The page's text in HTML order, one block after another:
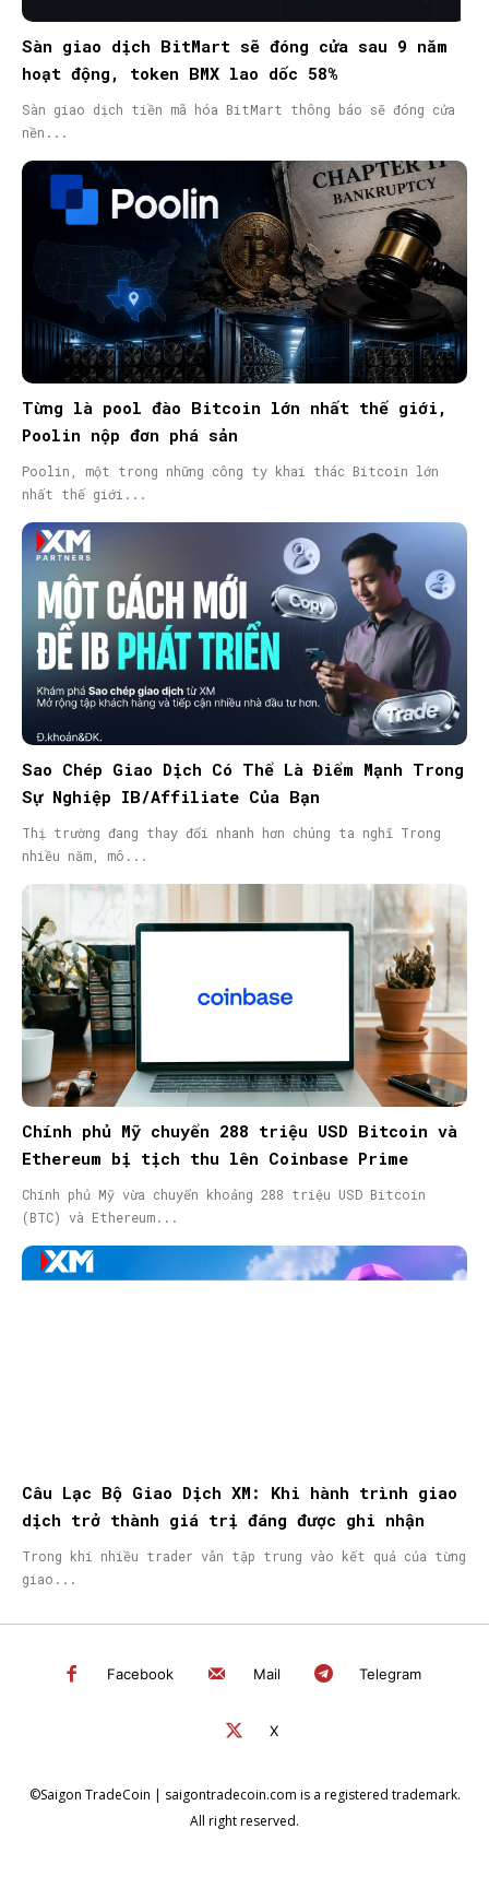
Sàn giao dịch BitMart sẽ đóng cửa sau 9 năm
hoạt động, token BMX lao dốc 58%
Sàn giao dịch tiền mã hóa BitMart thông báo sẽ đóng cửa
nền...
Từng là pool đào Bitcoin lớn nhất thế giới,
Poolin nộp đơn phá sản
Poolin, một trong những công ty khai thác Bitcoin lớn
nhất thế giới...
Sao Chép Giao Dịch Có Thể Là Điểm Mạnh Trong
Sự Nghiệp IB/Affiliate Của Bạn
Thị trường đang thay đổi nhanh hơn chúng ta nghĩ Trong
nhiều năm, mô...
Chính phủ Mỹ chuyển 288 triệu USD Bitcoin và
Ethereum bị tịch thu lên Coinbase Prime
Chính phủ Mỹ vừa chuyển khoảng 288 triệu USD Bitcoin
(BTC) và Ethereum...
Câu Lạc Bộ Giao Dịch XM: Khi hành trình giao
dịch trở thành giá trị đáng được ghi nhận
Trong khi nhiều trader vẫn tập trung vào kết quả của từng
giao...
Facebook Mail Telegram
X
©Saigon TradeCoin | saigontradecoin.com is a registered trademark.
All right reserved.